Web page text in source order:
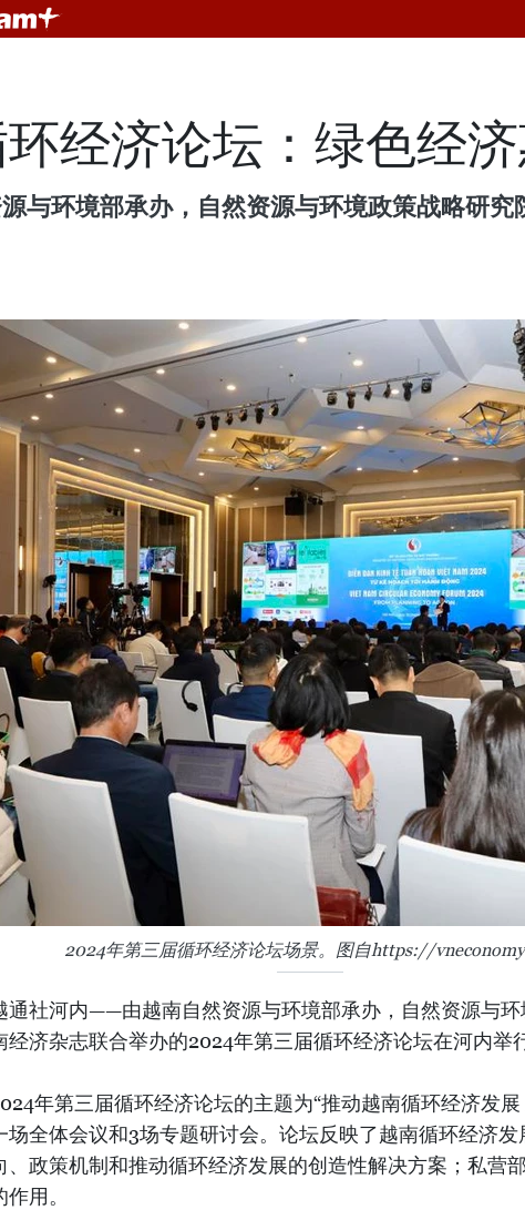
经济论坛：绿色经
与环境部承办，自然资源与环境政策战略研
2024年第三届循环经济论坛场景。图自https://
通社河内——由越南自然资源与环境部承办，自然资源与
经济杂志联合举办的2024年第三届循环经济论坛在河内举
年第三届循环经济论坛的主题为“推动越南循环经济发
场全体会议和3场专题研讨会。论坛反映了越南循环经济发
、政策机制和推动循环经济发展的创造性解决方案；私营
作用。